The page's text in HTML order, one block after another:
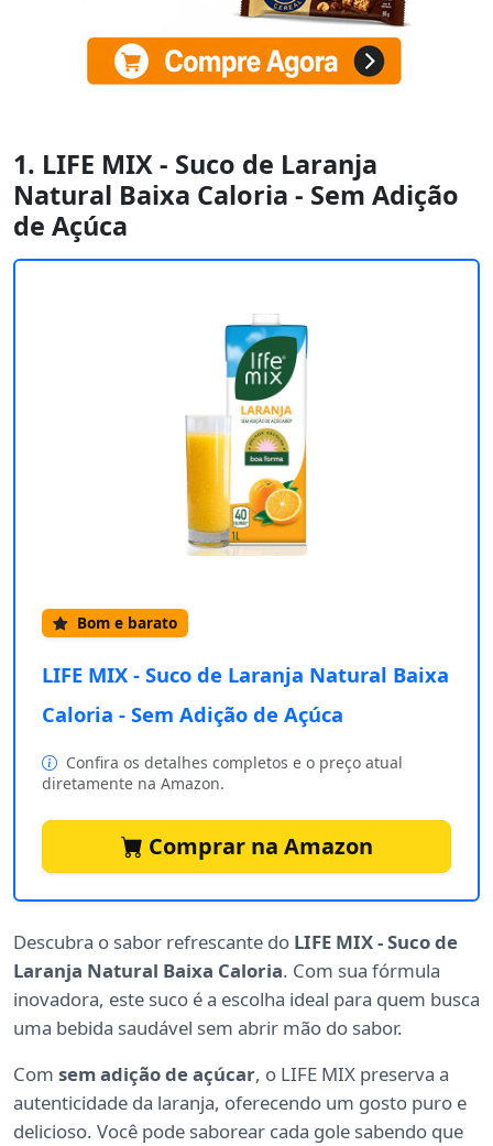
1. LIFE MIX - Suco de Laranja
Natural Baixa Caloria - Sem Adição
de Açúca
Bom e barato
LIFE MIX - Suco de Laranja Natural Baixa
Caloria - Sem Adição de Açúca
Confira os detalhes completos e o preço atual
diretamente na Amazon.
Comprar na Amazon
Descubra o sabor refrescante do LIFE MIX - Suco de
Laranja Natural Baixa Caloria. Com sua fórmula
inovadora, este suco é a escolha ideal para quem busca
uma bebida saudável sem abrir mão do sabor.
Com sem adição de açúcar, o LIFE MIX preserva a
autenticidade da laranja, oferecendo um gosto puro e
delicioso. Você pode saborear cada gole sabendo que